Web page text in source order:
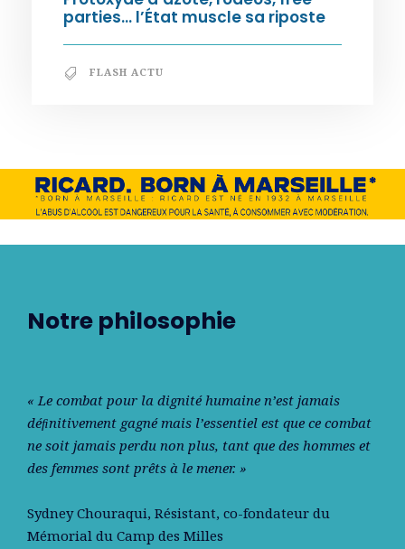
parties… l’État muscle sa riposte
FLASH ACTU
Notre philosophie
« Le combat pour la dignité humaine n’est jamais
déﬁnitivement gagné mais l’essentiel est que ce combat
ne soit jamais perdu non plus, tant que des hommes et
des femmes sont prêts à le mener. »
Sydney Chouraqui, Résistant, co-fondateur du
Mémorial du Camp des Milles